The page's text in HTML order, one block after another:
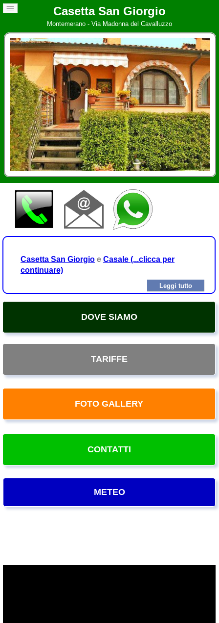
Casetta San Giorgio
Montemerano - Via Madonna del Cavalluzzo
Casetta San Giorgio e Casale (...clicca per
continuare)
Leggi tutto
DOVE SIAMO
TARIFFE
FOTO GALLERY
CONTATTI
METEO